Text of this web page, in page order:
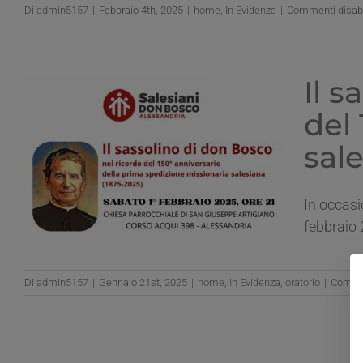
Di admin5157 | Febbraio 4th, 2025 | home, In Evidenza | Commenti
Il
del
In
febbraio
Di admin5157 | Gennaio 21st, 2025 | home, In Evidenza, oratorio |